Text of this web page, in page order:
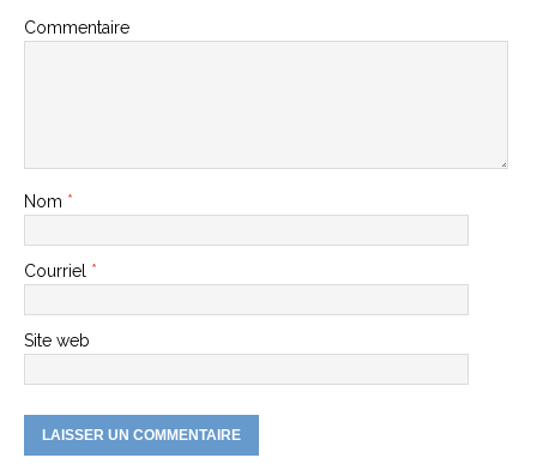
Commentaire
Nom *
Courriel *
Site web